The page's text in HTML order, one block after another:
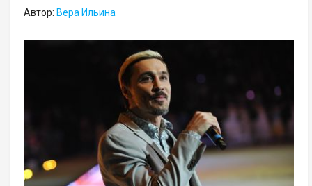
Автор: Вера Ильина